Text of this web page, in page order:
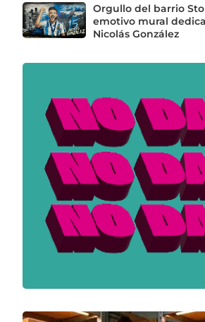
Orgullo del barrio
emotivo mural
Nicolás González